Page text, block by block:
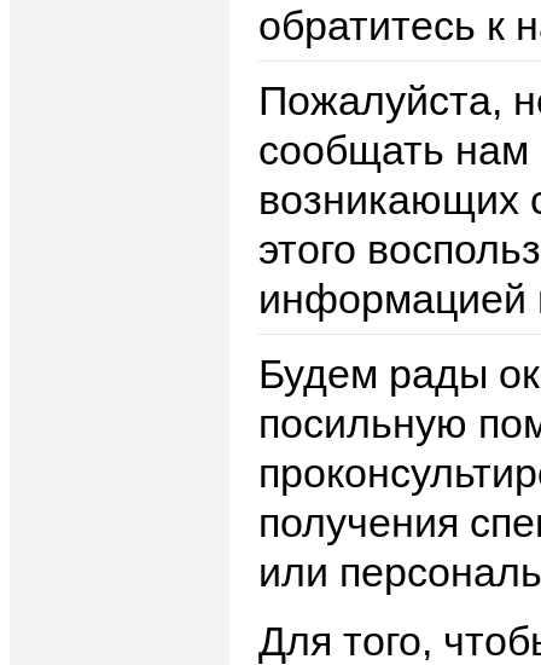
обратитесь к
Пожалуйста,
сообщать
возникающих
этого
информацией
Будем рады
посильную
получения
или
Для того,